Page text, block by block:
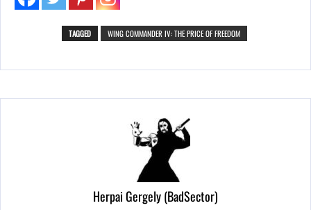
TAGGED WING COMMANDER IV: THE PRICE OF FREEDOM
Herpai Gergely (BadSector)